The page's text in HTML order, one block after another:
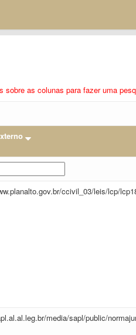
as colunas para fazer uma
ccivil_03/leis/lcp/
media/sapl/public/